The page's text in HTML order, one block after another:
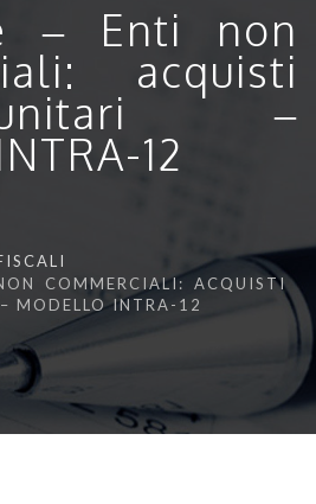
– Enti non
acquisti
–
12
COMMERCIALI: ACQUISTI
MODELLO INTRA-12